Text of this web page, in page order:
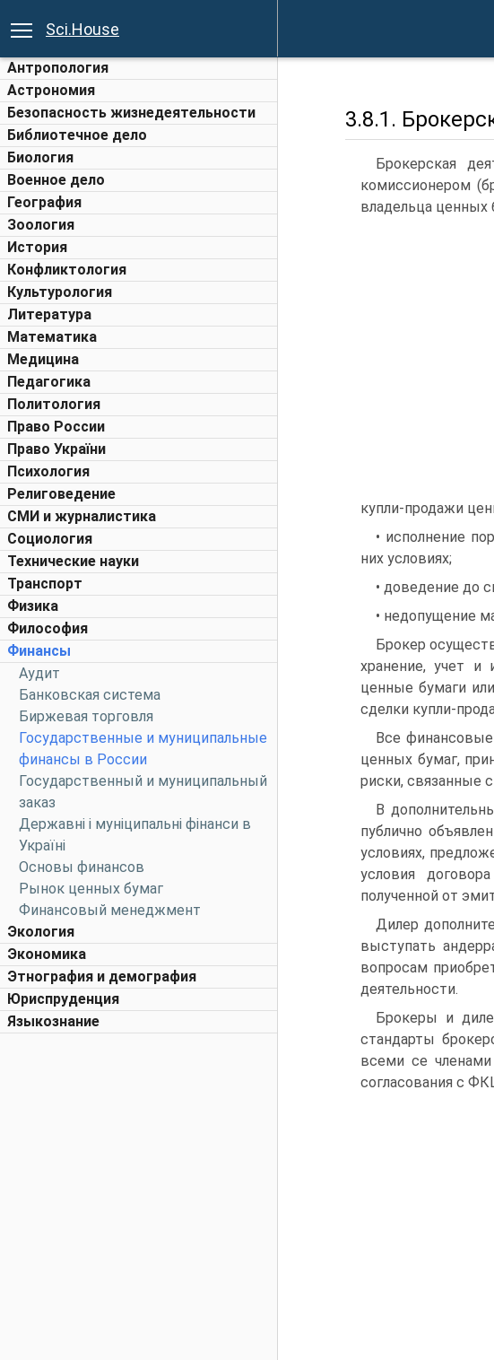
Sci.House
Антропология
Астрономия
Безопасность жизнедеятельности
Библиотечное дело
Биология
Военное дело
География
Зоология
История
Конфликтология
Культурология
Литература
Математика
Медицина
Педагогика
Политология
Право России
Право України
Психология
Религоведение
СМИ и журналистика
Социология
Технические науки
Транспорт
Физика
Философия
Финансы
Аудит
Банковская система
Биржевая торговля
Государственные и муниципальные
финансы в России
Государственный и муниципальный
заказ
Державні і муніципальні фінанси в
Україні
Основы финансов
Рынок ценных бумаг
Финансовый менеджмент
Экология
Экономика
Этнография и демография
Юриспруденция
Языкознание
3.8.1.
Брокерская
комиссионером
владельца ценных
купли-продажи
• исполнение
них условиях;
• доведение до
• недопущение
Брокер
хранение, учет и
ценные бумаги
сделки купли-
Все
ценных бумаг,
риски, связанные
В
публично
условиях,
условия
полученной от
Дилер
выступать
вопросам
деятельности.
Брокеры и
стандарты
всеми се
согласования с